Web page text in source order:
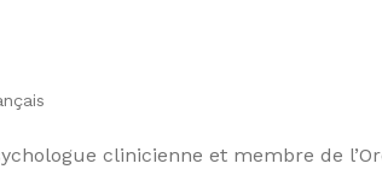
clinicienne et membre de